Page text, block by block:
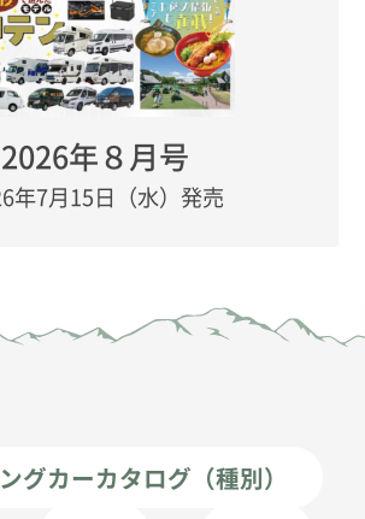
2026年８月号
年7月15日（水）発売
グカーカタログ（種別）